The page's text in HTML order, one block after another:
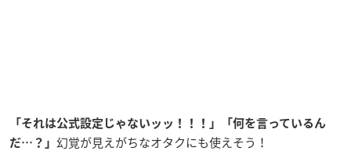
「それは公式設定じゃないッッ！！！」「何を言っているん
だ…？」 幻覚が見えがちなオタクにも使えそう！